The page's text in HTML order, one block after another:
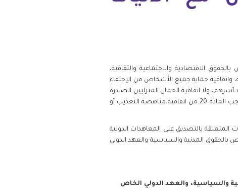
الاقتصادية والاجتماعية والثقافية،
واتفاقية حماية جميع الأشخاص من الإختفاء
ولا اتفاقية العمال المنزليين الصادرة
عن منظمة العمل الدولية (رقم 189). بالإضافة إلى ذلك، لم تقبل اختصاص لجنة مناهضة التعذيب بإجراء تحقيقات بموجب المادة 20 من اتفاقية مناهضة التعذيب أو
بالتصديق على المعاهدات الدولية
بالحقوق المدنية والسياسية والعهد الدولي
والسياسية، والعهد الدولي الخاص